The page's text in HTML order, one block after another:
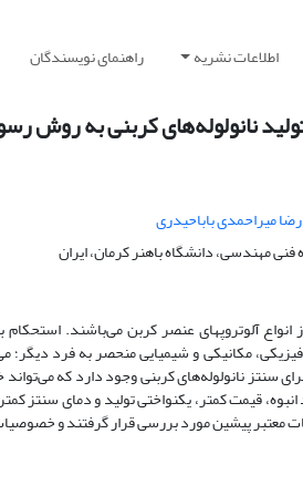
اطلاعات نشریه راهنمای نویسندگان
نانولوله‌های کربنی به روش
رضا میراحمدی باباحیدری
مهندسی، دانشگاه باهنر کرمان، ایران
انواع آلوتروپهای عنصر کربن می‌باشند.
مکانیکی و شیمیایی منحصر به فرد دیگر؛
سنتز نانولوله‌های کربنی وجود دارد که
انبوه، قیمت کمتر، یکنواختی تولید و دمای
معتبر پیشین مورد بررسی قرار گرفتند و